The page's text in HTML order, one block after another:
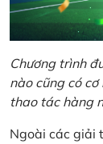
Chương trình
nào cũng có
thao tác hàng
Ngoài các giải